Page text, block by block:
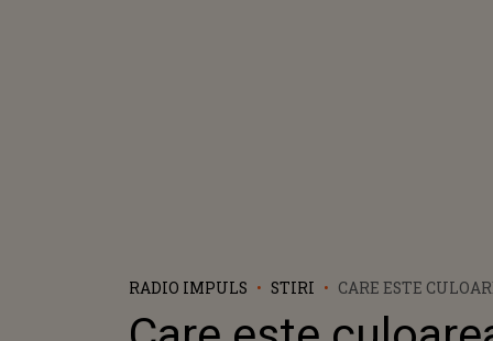
RADIO IMPULS STIRI
CARE ESTE
PE IMPORTANŢA